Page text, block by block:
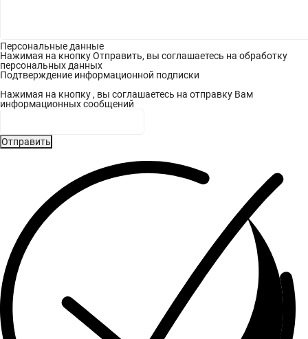
Персональные данные
Нажимая на кнопку Отправить, вы соглашаетесь на обработку
персональных данных
Подтверждение информационной подписки
Нажимая на кнопку , вы соглашаетесь на отправку Вам
информационных сообщений
Отправить